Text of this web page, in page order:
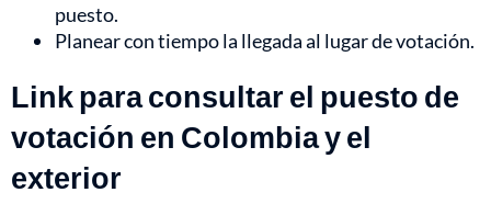
puesto.
Planear con tiempo la llegada al lugar de votación.
Link para consultar el puesto de
votación en Colombia y el
exterior